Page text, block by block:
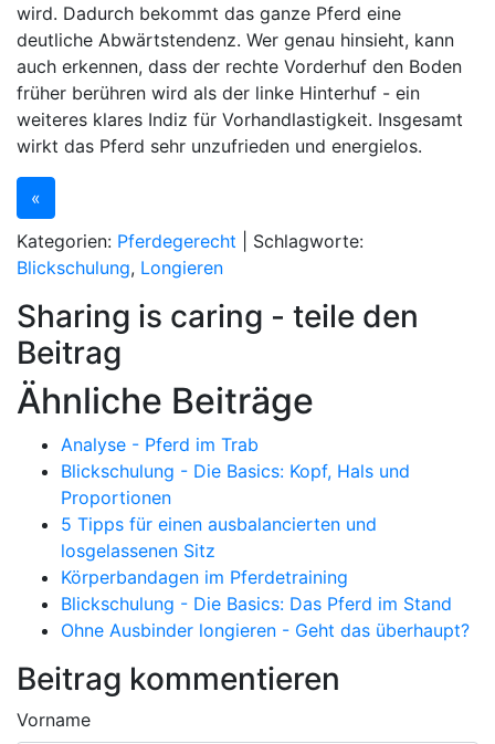
wird. Dadurch bekommt das ganze Pferd eine
deutliche Abwärtstendenz. Wer genau hinsieht, kann
auch erkennen, dass der rechte Vorderhuf den Boden
früher berühren wird als der linke Hinterhuf - ein
weiteres klares Indiz für Vorhandlastigkeit. Insgesamt
wirkt das Pferd sehr unzufrieden und energielos.
«
Kategorien: Pferdegerecht | Schlagworte:
Blickschulung, Longieren
Sharing is caring - teile den
Beitrag
Ähnliche Beiträge
Analyse - Pferd im Trab
Blickschulung - Die Basics: Kopf, Hals und
Proportionen
5 Tipps für einen ausbalancierten und
losgelassenen Sitz
Körperbandagen im Pferdetraining
Blickschulung - Die Basics: Das Pferd im Stand
Ohne Ausbinder longieren - Geht das überhaupt?
Beitrag kommentieren
Vorname